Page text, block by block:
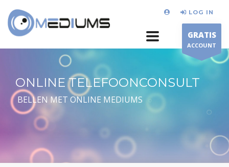
LOG IN
GRATIS
ACCOUNT
ONLINE TELEFOONCONSULT
BELLEN MET ONLINE MEDIUMS